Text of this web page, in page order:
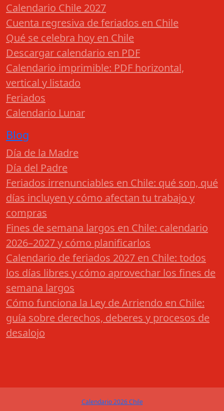
Calendario Chile 2027
Cuenta regresiva de feriados en Chile
Qué se celebra hoy en Chile
Descargar calendario en PDF
Calendario imprimible: PDF horizontal,
vertical y listado
Feriados
Calendario Lunar
Blog
Día de la Madre
Día del Padre
Feriados irrenunciables en Chile: qué son, qué
días incluyen y cómo afectan tu trabajo y
compras
Fines de semana largos en Chile: calendario
2026–2027 y cómo planificarlos
Calendario de feriados 2027 en Chile: todos
los días libres y cómo aprovechar los fines de
semana largos
Cómo funciona la Ley de Arriendo en Chile:
guía sobre derechos, deberes y procesos de
desalojo
Calendario 2026 Chile